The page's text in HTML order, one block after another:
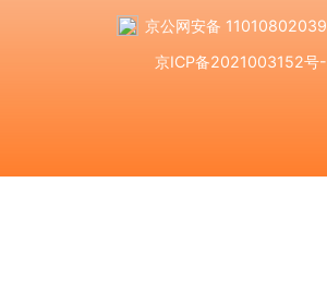
京公网安备
京ICP备2021003152号-